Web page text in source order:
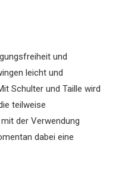
und
leicht und
Schulter und Taille wird
teilweise
der Verwendung
dabei eine